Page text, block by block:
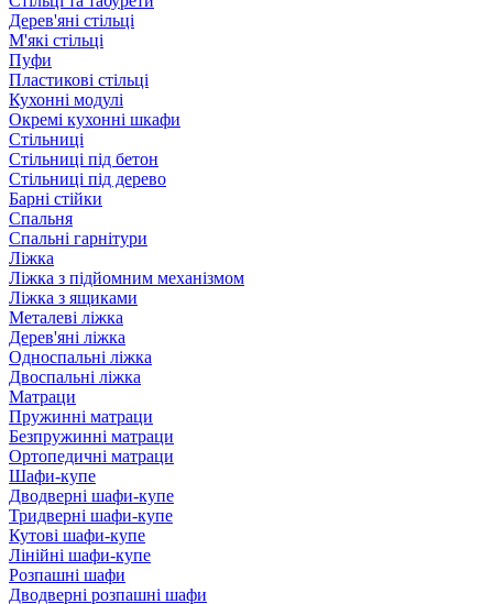
Дерев'яні стільці
М'які стільці
Пуфи
Пластикові стільці
Кухонні модулі
Окремі кухонні шкафи
Стільниці
Стільниці під бетон
Стільниці під дерево
Барні стійки
Спальня
Спальні гарнітури
Ліжка
Ліжка з підйомним механізмом
Ліжка з ящиками
Металеві ліжка
Дерев'яні ліжка
Односпальні ліжка
Двоспальні ліжка
Матраци
Пружинні матраци
Безпружинні матраци
Ортопедичні матраци
Шафи-купе
Дводверні шафи-купе
Тридверні шафи-купе
Кутові шафи-купе
Лінійні шафи-купе
Розпашні шафи
Дводверні розпашні шафи